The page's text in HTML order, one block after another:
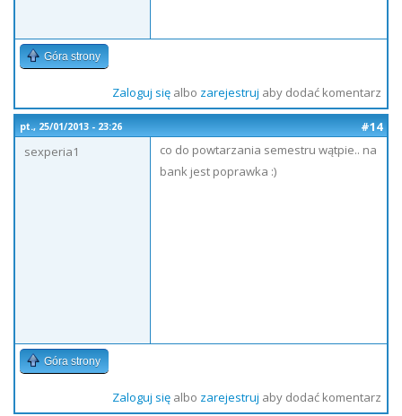
Góra strony
Zaloguj sięalbo zarejestruj aby dodać komentarz
pt., 25/01/2013 - 23:26
#14
sexperia1
co do powtarzania semestru wątpie.. na
bank jest poprawka :)
Góra strony
Zaloguj sięalbo zarejestruj aby dodać komentarz